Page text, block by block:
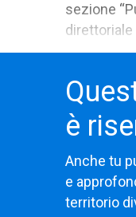
sezione
direttoriale
è
Anche tu
e
territorio